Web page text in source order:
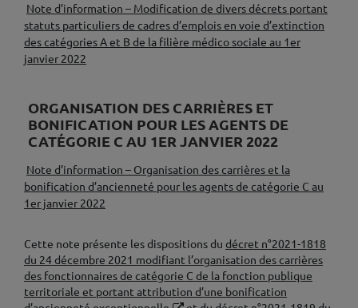
Note d’information – Modification de divers décrets portant
statuts particuliers de cadres d’emplois en voie d’extinction
des catégories A et B de la filière médico sociale au 1er
janvier 2022
ORGANISATION DES CARRIÈRES ET
BONIFICATION POUR LES AGENTS DE
CATÉGORIE C AU 1ER JANVIER 2022
Note d’information – Organisation des carrières et la
bonification d’ancienneté pour les agents de catégorie C au
1er janvier 2022
Cette note présente les dispositions du décret n°2021-1818
du 24 décembre 2021 modifiant l’organisation des carrières
des fonctionnaires de catégorie C de la fonction publique
territoriale et portant attribution d’une bonification